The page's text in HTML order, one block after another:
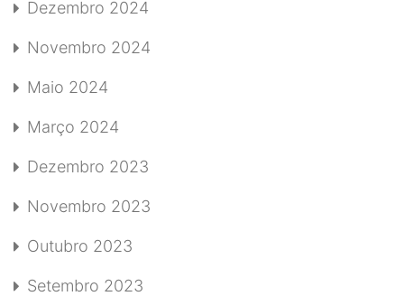
Dezembro 2024
Novembro 2024
Maio 2024
Março 2024
Dezembro 2023
Novembro 2023
Outubro 2023
Setembro 2023